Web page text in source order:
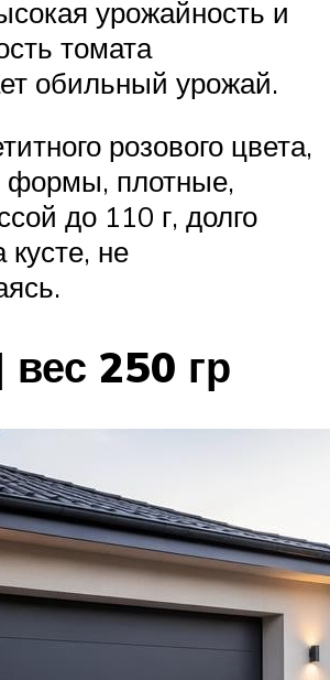
урожайность и
томата
обильный урожай.
розового цвета,
формы, плотные,
до 110 г, долго
кусте, не
250 гр